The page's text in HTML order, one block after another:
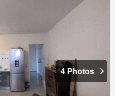
4 Photos